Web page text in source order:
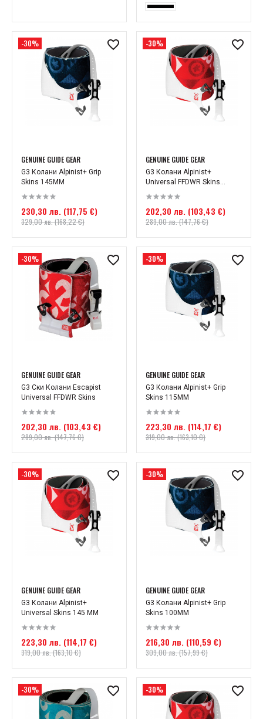
-30%
GENUINE GUIDE GEAR
G3 Колани Alpinist+ Grip
Skins 145MM
230,30 лв. (117,75 €)
329,00 лв. (168,22 €)
-30%
GENUINE GUIDE GEAR
G3 Колани Alpinist+
Universal FFDWR Skins...
202,30 лв. (103,43 €)
289,00 лв. (147,76 €)
-30%
GENUINE GUIDE GEAR
G3 Ски Колани Escapist
Universal FFDWR Skins
202,30 лв. (103,43 €)
289,00 лв. (147,76 €)
-30%
GENUINE GUIDE GEAR
G3 Колани Alpinist+ Grip
Skins 115MM
223,30 лв. (114,17 €)
319,00 лв. (163,10 €)
-30%
GENUINE GUIDE GEAR
G3 Колани Alpinist+
Universal Skins 145 MM
223,30 лв. (114,17 €)
319,00 лв. (163,10 €)
-30%
GENUINE GUIDE GEAR
G3 Колани Alpinist+ Grip
Skins 100MM
216,30 лв. (110,59 €)
309,00 лв. (157,99 €)
-30% -30%